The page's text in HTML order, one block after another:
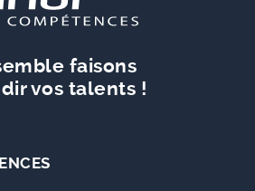
faisons
vos talents !